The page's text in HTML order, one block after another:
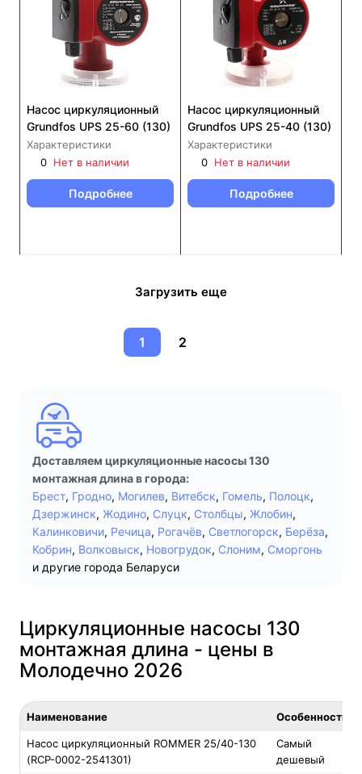
Насос циркуляционный
Grundfos UPS 25-60 (130)
Характеристики
0 Нет в наличии
Подробнее
Насос циркуляционный
Grundfos UPS 25-40 (130)
Характеристики
0 Нет в наличии
Подробнее
Загрузить еще
1 2
Доставляем циркуляционные насосы 130
монтажная длина в города:
Брест, Гродно, Могилев, Витебск, Гомель, Полоцк,
Дзержинск, Жодино, Слуцк, Столбцы, Жлобин,
Калинковичи, Речица, Рогачёв, Светлогорск, Берёза,
Кобрин, Волковыск, Новогрудок, Слоним, Сморгонь
и другие города Беларуси
Циркуляционные насосы 130
монтажная длина - цены в
Молодечно 2026
Наименование Особенность
Насос циркуляционный ROMMER 25/40-130
(RCP-0002-2541301)
Самый
дешевый